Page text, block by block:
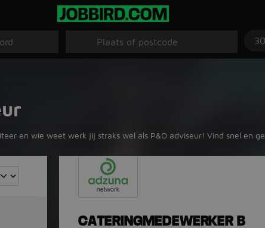
en wie weet werk jij straks wel als P&O adviseur! Vind snel en
CATERINGMEDEWERKER B